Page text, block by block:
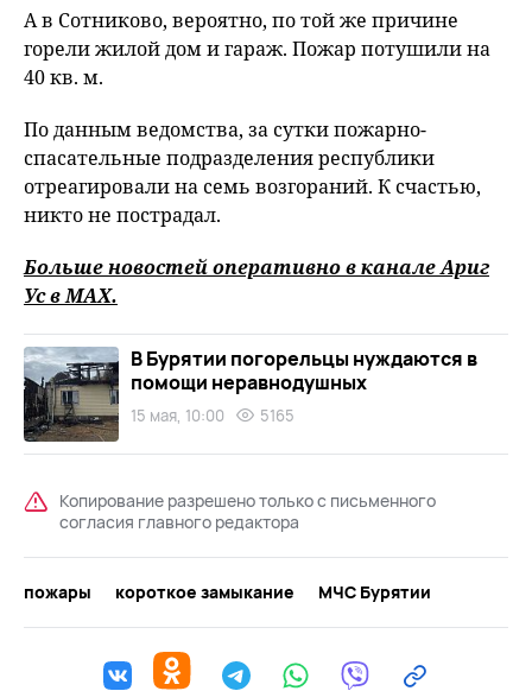
А в Сотниково, вероятно, по той же причине
горели жилой дом и гараж. Пожар потушили на
40 кв. м.
По данным ведомства, за сутки пожарно-
спасательные подразделения республики
отреагировали на семь возгораний. К счастью,
никто не пострадал.
Больше новостей оперативно в канале Ариг
Ус вMAХ.
В Бурятии погорельцы нуждаются в
помощи неравнодушных
15 мая, 10:00 5165
Копирование разрешено только с письменного
согласия главного редактора
пожары короткое замыкание МЧС Бурятии